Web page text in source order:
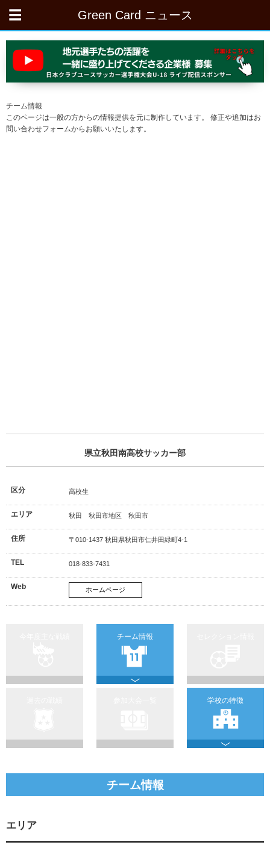
Green Card ニュース
チーム情報
このページは一般の方からの情報提供を元に制作しています。 修正や追加はお
問い合わせフォームからお願いいたします。
県立秋田南高校サッカー部
区分 高校生
エリア 秋田 秋田市地区 秋田市
住所 〒010-1437 秋田県秋田市仁井田緑町4-1
TEL 018-833-7431
Web ホームページ
チーム情報
学校の特徴
チーム情報
エリア